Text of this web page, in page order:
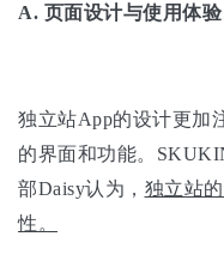
A. 页面设计与使用体验
独立站App的设计更加
的界面和功能。
部Daisy认为， 独立站
性。